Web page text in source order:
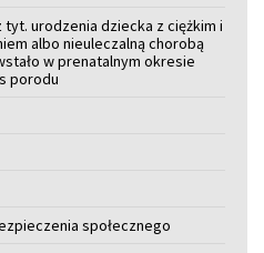
urodzenia dziecka z ciężkim i
albo nieuleczalną chorobą
w prenatalnym okresie
porodu
społecznego